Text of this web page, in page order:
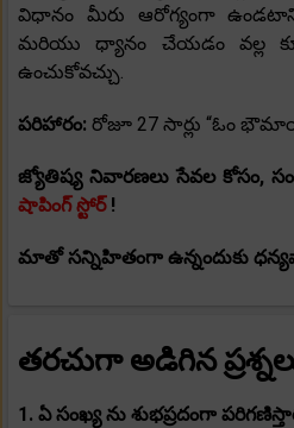
విధానం మీరు ఆరోగ్యంగా
మరియు ధ్యానం చేయడం వల్ల
ఉంచుకోవచ్చు.
పరిహారం: రోజూ 27 సార్లు “ఓం
జ్యోతిష్య నివారణలు సేవల కోసం,
షాపింగ్ స్టోర్ !
మాతో సన్నిహితంగా ఉన్నందుకు
తరచుగా అడిగిన
1. ఏ సంఖ్య ను శుభప్రదంగా